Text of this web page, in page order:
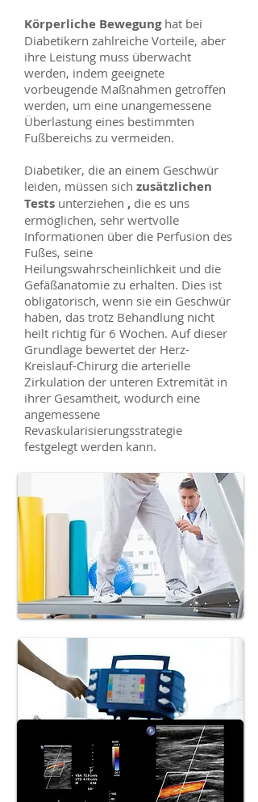
Körperliche Bewegunghat bei
Diabetikern zahlreiche Vorteile, aber
ihre Leistung muss überwacht
werden, indem geeignete
vorbeugende Maßnahmen getroffen
werden, um eine unangemessene
Überlastung eines bestimmten
Fußbereichs zu vermeiden.
Diabetiker, die an einem Geschwür
leiden, müssen sich zusätzlichen
Tests unterziehen , die es uns
ermöglichen, sehr wertvolle
Informationen über die Perfusion des
Fußes, seine
Heilungswahrscheinlichkeit und die
Gefäßanatomie zu erhalten. Dies ist
obligatorisch, wenn sie ein Geschwür
haben, das trotz Behandlung nicht
heilt richtig für 6 Wochen. Auf dieser
Grundlage bewertet der Herz-
Kreislauf-Chirurg die arterielle
Zirkulation der unteren Extremität in
ihrer Gesamtheit, wodurch eine
angemessene
Revaskularisierungsstrategie
festgelegt werden kann.